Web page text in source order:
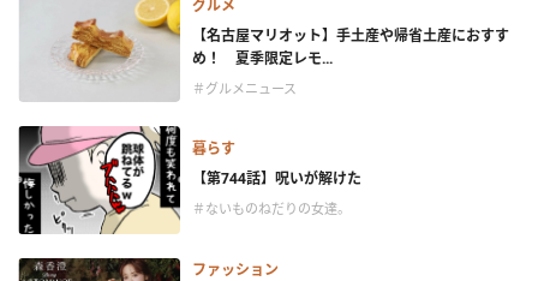
グルメ
【名古屋マリオット】手土産や帰省土産におすす
め！ 夏季限定レモ...
＃グルメニュース
暮らす
【第744話】呪いが解けた
＃ないものねだりの女達。
ファッション